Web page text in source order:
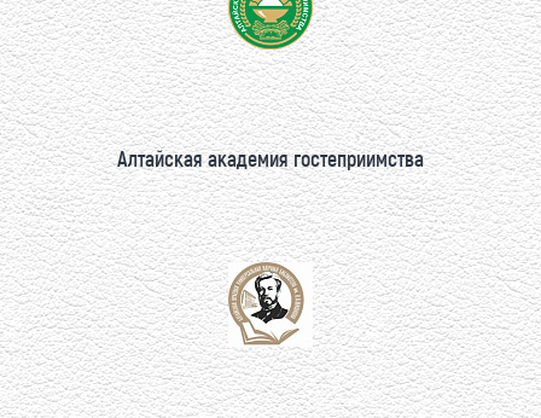
Алтайская академия гостеприимства